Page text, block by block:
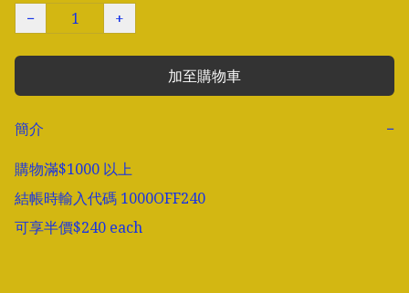
−
+
加至購物車
簡介
−
購物滿$1000 以上
結帳時輸入代碼 1000OFF240
可享半價$240 each